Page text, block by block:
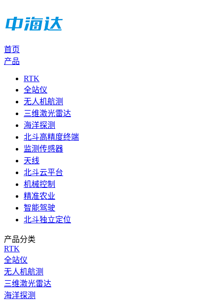
首页
产品
RTK
全站仪
无人机航测
三维激光雷达
海洋探测
北斗高精度终端
监测传感器
天线
北斗云平台
机械控制
精准农业
智能驾驶
北斗独立定位
产品分类
RTK
全站仪
无人机航测
三维激光雷达
海洋探测